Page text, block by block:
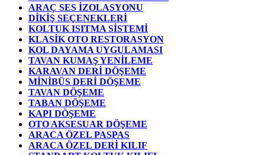
ARAÇ SES İZOLASYONU
DİKİŞ SEÇENEKLERİ
KOLTUK ISITMA SİSTEMİ
KLASİK OTO RESTORASYON
KOL DAYAMA UYGULAMASI
TAVAN KUMAŞ YENİLEME
KARAVAN DERİ DÖŞEME
MİNİBÜS DERİ DÖŞEME
TAVAN DÖŞEME
TABAN DÖŞEME
KAPI DÖŞEME
OTO AKSESUAR DÖŞEME
ARACA ÖZEL PASPAS
ARACA ÖZEL DERİ KILIF